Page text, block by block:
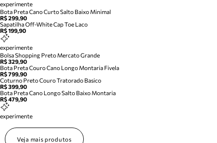
experimente
Bota Preta Cano Curto Salto Baixo Minimal
R$ 299,90
Sapatilha Off-White Cap Toe Laco
R$ 199,90
experimente
Bolsa Shopping Preto Mercato Grande
R$ 329,90
Bota Preta Couro Cano Longo Montaria Fivela
R$ 799,90
Coturno Preto Couro Tratorado Basico
R$ 399,90
Bota Preta Cano Longo Salto Baixo Montaria
R$ 479,90
experimente
Veja mais produtos